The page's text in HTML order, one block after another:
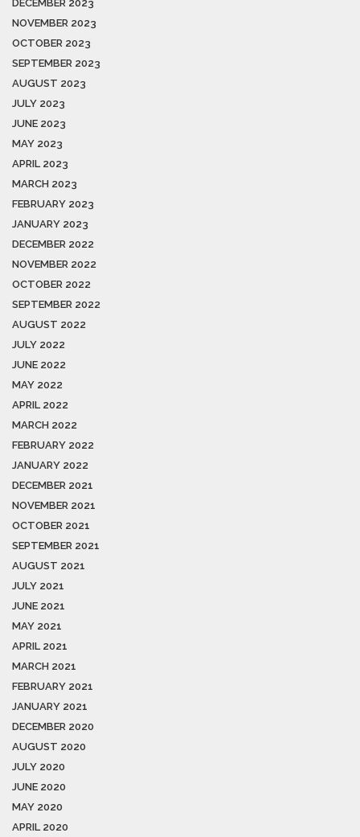
DECEMBER 2023
NOVEMBER 2023
OCTOBER 2023
SEPTEMBER 2023
AUGUST 2023
JULY 2023
JUNE 2023
MAY 2023
APRIL 2023
MARCH 2023
FEBRUARY 2023
JANUARY 2023
DECEMBER 2022
NOVEMBER 2022
OCTOBER 2022
SEPTEMBER 2022
AUGUST 2022
JULY 2022
JUNE 2022
MAY 2022
APRIL 2022
MARCH 2022
FEBRUARY 2022
JANUARY 2022
DECEMBER 2021
NOVEMBER 2021
OCTOBER 2021
SEPTEMBER 2021
AUGUST 2021
JULY 2021
JUNE 2021
MAY 2021
APRIL 2021
MARCH 2021
FEBRUARY 2021
JANUARY 2021
DECEMBER 2020
AUGUST 2020
JULY 2020
JUNE 2020
MAY 2020
APRIL 2020